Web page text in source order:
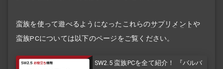
蛮族を使って遊べるようになったこれらのサプリメントや
蛮族PCについては以下のページをご覧ください。
SW2.5 蛮族PCを全て紹介！ 『バルバ